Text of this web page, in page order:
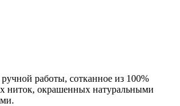
работы, сотканное из 100%
ниток, окрашенных натуральными